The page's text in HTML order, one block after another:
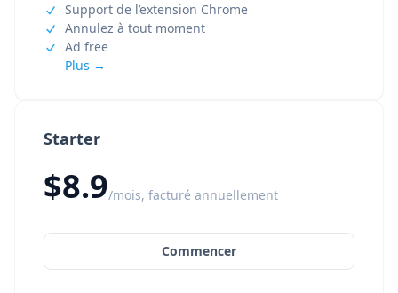
Starter
$8.9/mois, facturé annuellement
Commencer
Support de l’extension Chrome
Annulez à tout moment
Ad free
Plus →